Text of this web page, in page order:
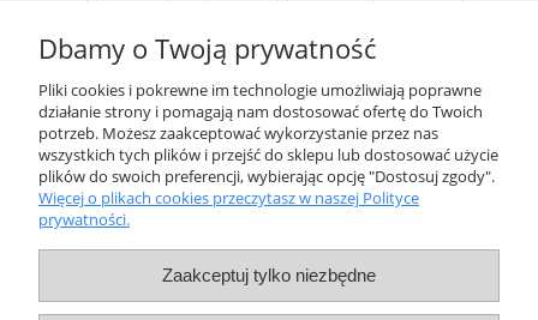
Pomoc
Moje konto
Informacje
Dbamy o Twoją prywatność
Pliki cookies i pokrewne im technologie umożliwiają poprawne
działanie strony i pomagają nam dostosować ofertę do Twoich
potrzeb. Możesz zaakceptować wykorzystanie przez nas
wszystkich tych plików i przejść do sklepu lub dostosować użycie
plików do swoich preferencji, wybierając opcję "Dostosuj zgody".
Więcej o plikach cookies przeczytasz w naszej Polityce
prywatności.
Zaakceptuj tylko niezbędne